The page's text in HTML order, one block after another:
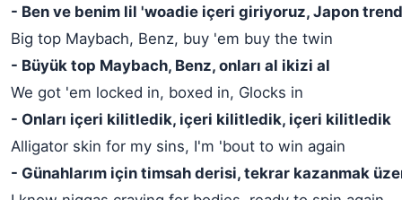
- Ben ve benim lil 'woadie içeri giriyoruz, Japon
Big top Maybach, Benz, buy 'em buy the twin
- Büyük top Maybach, Benz, onları al ikizi al
We got 'em locked in, boxed in, Glocks in
- Onları içeri kilitledik, içeri kilitledik, içeri kilitledik
Alligator skin for my sins, I'm 'bout to win again
- Günahlarım için timsah derisi, tekrar kazanmak